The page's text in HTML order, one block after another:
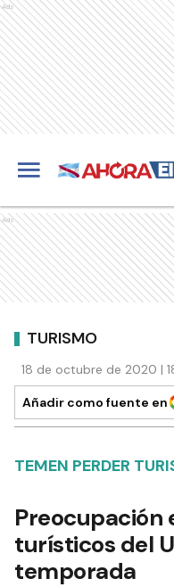
Ads
Ads
TURISMO
18 de octubre de 2020 |
Añadir como fuente en
TEMEN PERDER
Preocupación
turísticos del
temporada